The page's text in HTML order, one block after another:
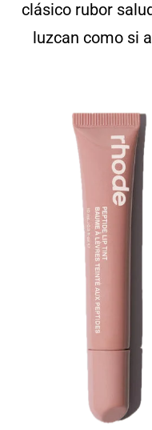
clásico rubor
luzcan como si